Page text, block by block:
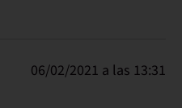
06/02/2021 a las 13:31